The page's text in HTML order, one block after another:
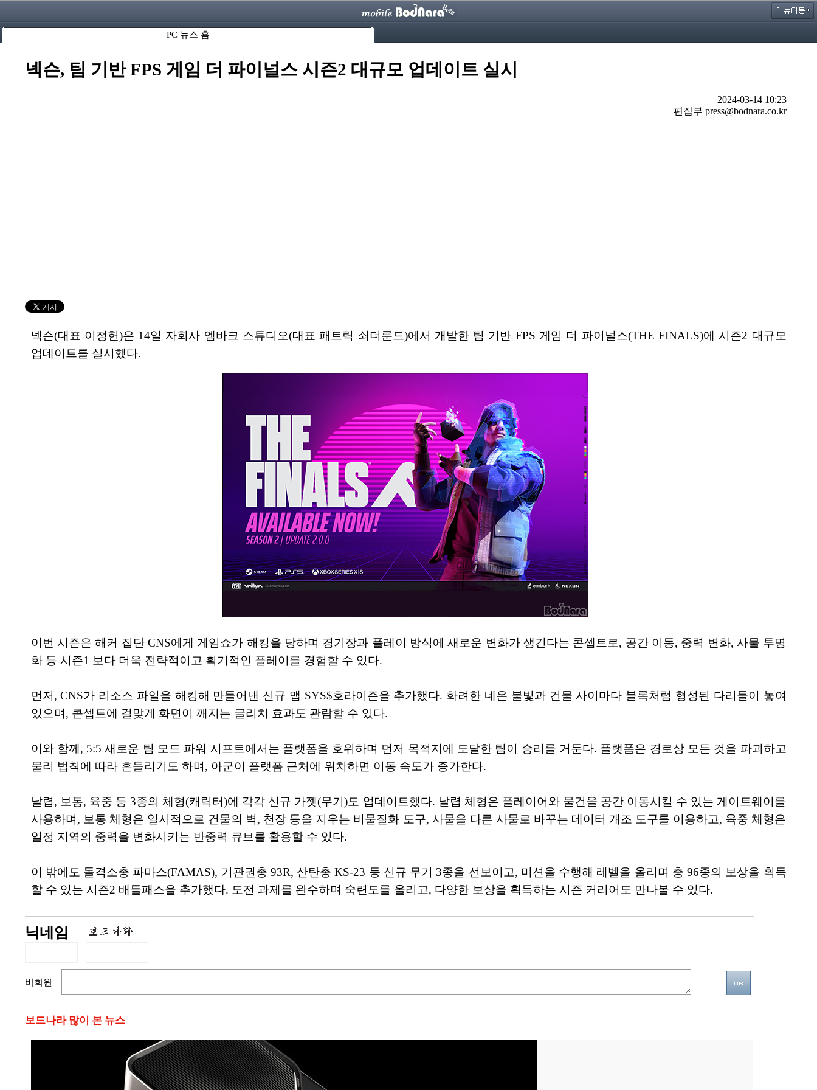
PC 뉴스 홈
넥슨, 팀 기반 FPS 게임 더 파이널스 시즌2 대규모 업데이트 실시
2024-03-14 10:23
편집부 press@bodnara.co.kr
넥슨(대표 이정헌)은 14일 자회사 엠바크 스튜디오(대표 패트릭 쇠더룬드)에서 개발한 팀 기반 FPS 게임 더 파이널스(THE FINALS)에 시즌2 대규모
업데이트를 실시했다.
이번 시즌은 해커 집단 CNS에게 게임쇼가 해킹을 당하며 경기장과 플레이 방식에 새로운 변화가 생긴다는 콘셉트로, 공간 이동, 중력 변화, 사물 투명
화 등 시즌1 보다 더욱 전략적이고 획기적인 플레이를 경험할 수 있다.
먼저, CNS가 리소스 파일을 해킹해 만들어낸 신규 맵 SYS$호라이즌을 추가했다. 화려한 네온 불빛과 건물 사이마다 블록처럼 형성된 다리들이 놓여
있으며, 콘셉트에 걸맞게 화면이 깨지는 글리치 효과도 관람할 수 있다.
이와 함께, 5:5 새로운 팀 모드 파워 시프트에서는 플랫폼을 호위하며 먼저 목적지에 도달한 팀이 승리를 거둔다. 플랫폼은 경로상 모든 것을 파괴하고
물리 법칙에 따라 흔들리기도 하며, 아군이 플랫폼 근처에 위치하면 이동 속도가 증가한다.
날렵, 보통, 육중 등 3종의 체형(캐릭터)에 각각 신규 가젯(무기)도 업데이트했다. 날렵 체형은 플레이어와 물건을 공간 이동시킬 수 있는 게이트웨이를
사용하며, 보통 체형은 일시적으로 건물의 벽, 천장 등을 지우는 비물질화 도구, 사물을 다른 사물로 바꾸는 데이터 개조 도구를 이용하고, 육중 체형은
일정 지역의 중력을 변화시키는 반중력 큐브를 활용할 수 있다.
이 밖에도 돌격소총 파마스(FAMAS), 기관권총 93R, 산탄총 KS-23 등 신규 무기 3종을 선보이고, 미션을 수행해 레벨을 올리며 총 96종의 보상을 획득
할 수 있는 시즌2 배틀패스을 추가했다. 도전 과제를 완수하며 숙련도를 올리고, 다양한 보상을 획득하는 시즌 커리어도 만나볼 수 있다.
닉네임
비회원
보드나라 많이 본 뉴스